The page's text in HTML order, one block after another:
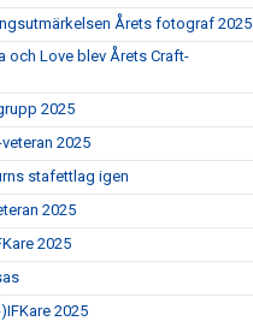
Årets fotograf 2025
och Love blev Årets Craft-
2025
2025
stafettlag igen
2025
2025
2025